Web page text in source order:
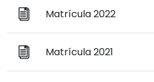
Matrícula 2022
Matrícula 2021